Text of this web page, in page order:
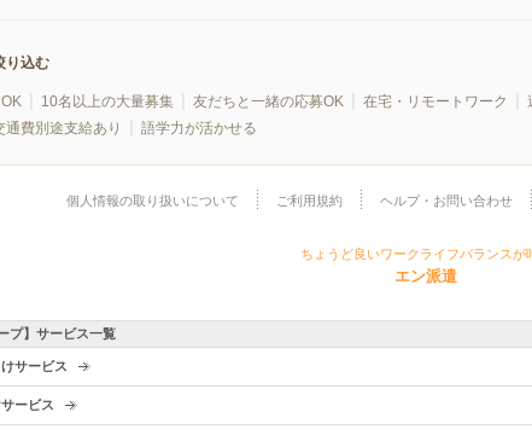
り込む
10名以上の大量募集 友だちと一緒の応募OK 在宅・リモートワーク
通費別途支給あり 語学力が活かせる
個人情報の取り扱いについて ご利用規約 ヘルプ・お問い合わせ
ちょうど良いワークライフバランスが
エン派遣
プ】サービス一覧
サービス
ービス